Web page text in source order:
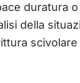
duratura
della